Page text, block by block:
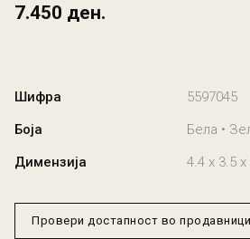
7.450 ден.
Шифра
5597045
Боја
Бела •
Димензија
4.4 x 3.5
Провери достапност во